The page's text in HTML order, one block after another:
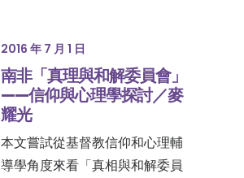
2016 年 7 月 1 日
南非「真理與和解委員會」
——信仰與心理學探討／麥
耀光
本文嘗試從基督教信仰和心理輔
導學角度來看「真相與和解委員